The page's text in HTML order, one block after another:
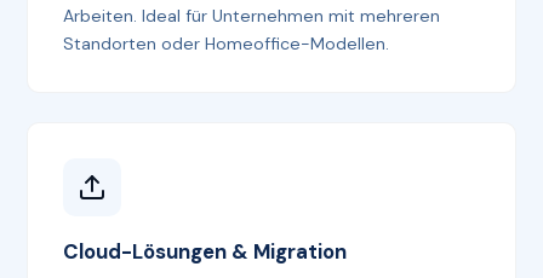
Arbeiten. Ideal für Unternehmen mit mehreren
Standorten oder Homeoffice-Modellen.
Cloud-Lösungen & Migration